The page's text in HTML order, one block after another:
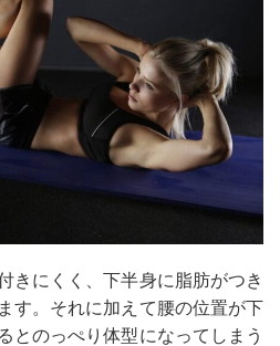
きにくく、下半身に脂肪がつき
す。それに加えて腰の位置が下
とのっぺり体型になってしまう